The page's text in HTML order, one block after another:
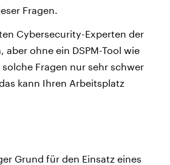
Fragen.
Cybersecurity-Experten der
aber ohne ein DSPM-Tool wie
Fragen nur sehr schwer
kann Ihren Arbeitsplatz
Grund für den Einsatz eines